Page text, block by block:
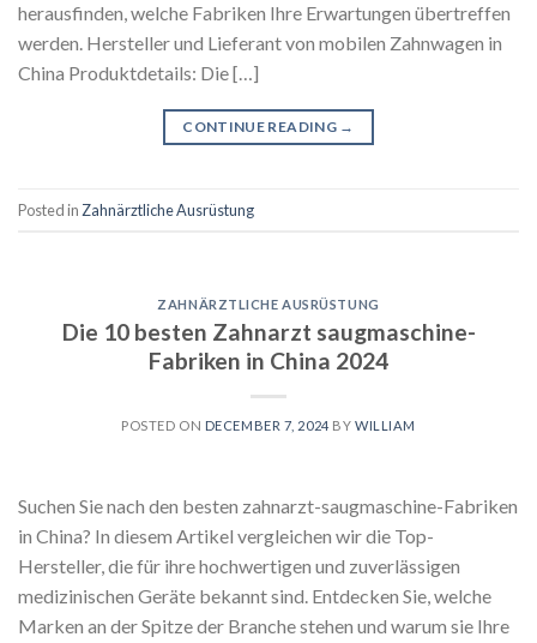
herausfinden, welche Fabriken Ihre Erwartungen übertreffen
werden. Hersteller und Lieferant von mobilen Zahnwagen in
China Produktdetails: Die […]
CONTINUE READING →
Posted in Zahnärztliche Ausrüstung
ZAHNÄRZTLICHE AUSRÜSTUNG
Die 10 besten Zahnarzt saugmaschine-
Fabriken in China 2024
POSTED ON DECEMBER 7, 2024 BY WILLIAM
Suchen Sie nach den besten zahnarzt-saugmaschine-Fabriken
in China? In diesem Artikel vergleichen wir die Top-
Hersteller, die für ihre hochwertigen und zuverlässigen
medizinischen Geräte bekannt sind. Entdecken Sie, welche
Marken an der Spitze der Branche stehen und warum sie Ihre